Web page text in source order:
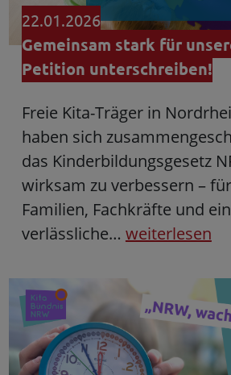
22.01.2026
Gemeinsam stark für
Petition unterschreiben!
Freie Kita-Träger in
haben sich
das Kinderbildungsgesetz
wirksam zu verbessern –
Familien, Fachkräfte und
verlässliche… weiterlesen